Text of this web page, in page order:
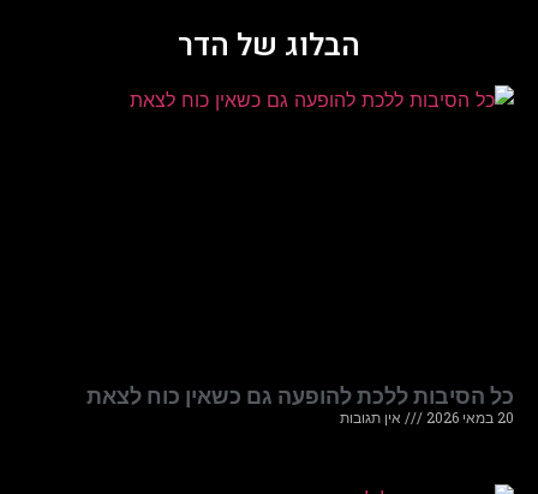
הבלוג של הדר
כל הסיבות ללכת להופעה גם כשאין כוח לצאת
20 במאי 2026 אין תגובות